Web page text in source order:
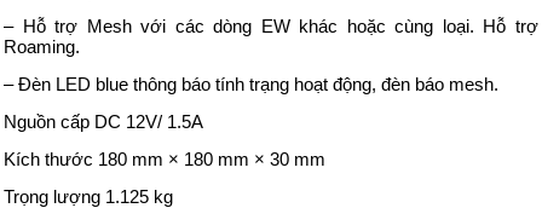
– Hỗ trợ Mesh với các dòng EW khác hoặc cùng loại. Hỗ trợ
Roaming.
– Đèn LED blue thông báo tính trạng hoạt động, đèn báo mesh.
Nguồn cấp DC 12V/ 1.5A
Kích thước 180 mm × 180 mm × 30 mm
Trọng lượng 1.125 kg